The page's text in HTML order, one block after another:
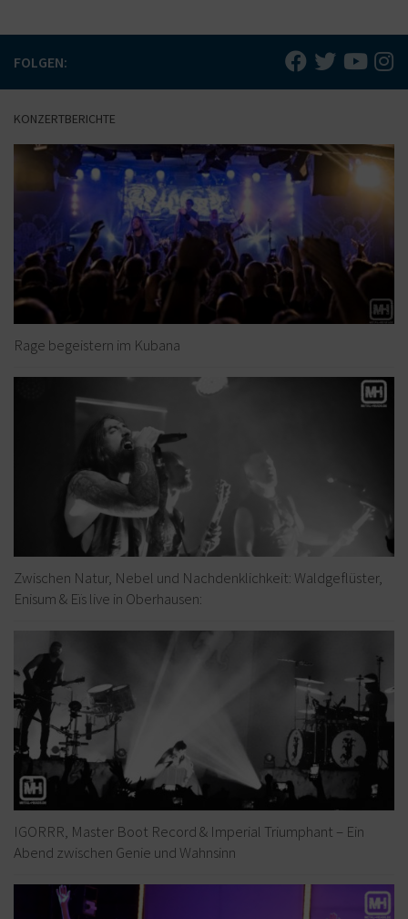
FOLGEN:
KONZERTBERICHTE
Rage begeistern im Kubana
Zwischen Natur, Nebel und Nachdenklichkeit: Waldgeflüster,
Enisum & Eïs live in Oberhausen:
IGORRR, Master Boot Record & Imperial Triumphant – Ein
Abend zwischen Genie und Wahnsinn